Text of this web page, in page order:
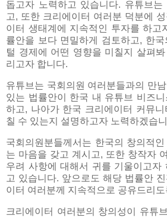
돕고자 노력하고 있습니다. 유튜브
고, 또한 크리에이터 여러분 덕분에
이터 생태계에 지속적인 투자를 하고
률안을 보다 면밀하게 검토하고, 한국
털 경제에 어떤 영향을 미칠지 살펴
리고자 합니다.
유튜브는 국회의원 여러분들과의 만
있는 법률안이 한국 내 유튜브 비즈
하고, 나아가 한국 크리에이터 커뮤니
칠 수 있는지 설명하고자 노력하겠습
국회의원분들께서는 한국의 창의적
는 마음을 갖고 계시고, 또한 창작자
우려 사항에 대해서 귀를 기울이고자
고 있습니다. 앞으로도 해당 법률안
이터 여러분께 지속적으로 공유드리
크리에이터 여러분의 창의성이 유튜